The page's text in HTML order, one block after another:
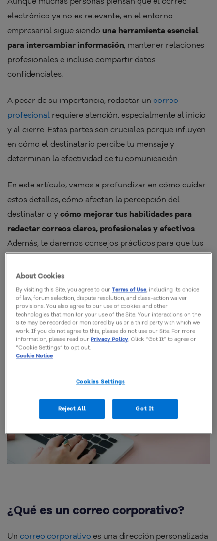
electrónico ya no es relevante, en el entorno
empresarial sigue siendo una herramienta esencial
para intercambiar información, mantener relaciones
profesionales e incluso compartir datos
confidenciales.
A pesar de su importancia, redactar un correo
profesional requiere atención, especialmente al inicio
y al cierre. Estas partes son cruciales porque influyen
en cómo el destinatario percibe tu mensaje y
determinan la efectividad de tu comunicación.
En este artículo, vamos a profundizar en cómo cuidar
estos detalles, cómo afectan la percepción del
destinatario y cómo mejorar tus habilidades para
redactar correos claros, profesionales y efectivos
Además, te daremos consejos prácticos para que tus
tono respetuoso y profesional. ¿Listo para aprenderlo
todo? ¡Sigue leyendo!
¿Qué es un correo corporativo?
Un correo corporativo es una dirección personalizada
About Cookies
By visiting this Site, you agree to ourTerms of Use, including its choice
of law, forum selection, dispute resolution, and class-action waiver
provisions. You also agree to our use of cookies and other
technologies that monitor your use of the Site. Your interactions on the
Site may be recorded or monitored by us or a third party with which we
work. If you do not agree to this, please do not use our Site. For more
information, please read ourPrivacy Policy. Click “Got It” to agree or
“Cookie Settings” to opt out.
Cookie Notice
Cookies Settings
Reject All Got It